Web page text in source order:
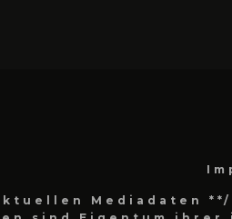
Mediadaten **/